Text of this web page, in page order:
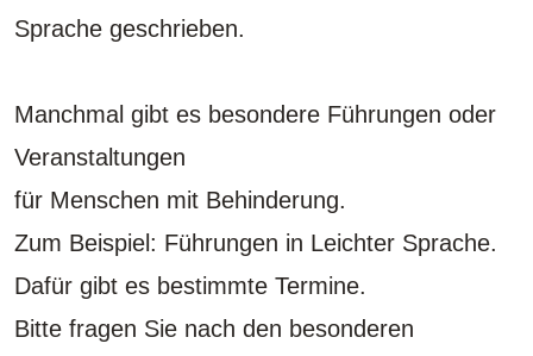
Sprache geschrieben.
Manchmal gibt es besondere Führungen oder
Veranstaltungen
für Menschen mit Behinderung.
Zum Beispiel: Führungen in Leichter Sprache.
Dafür gibt es bestimmte Termine.
Bitte fragen Sie nach den besonderen